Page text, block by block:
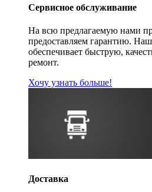
Сервисное обслуживание
На всю предлагаемую нами
предоставляем гарантию.
обеспечивает быструю,
ремонт.
Хочу узнать больше!
Доставка